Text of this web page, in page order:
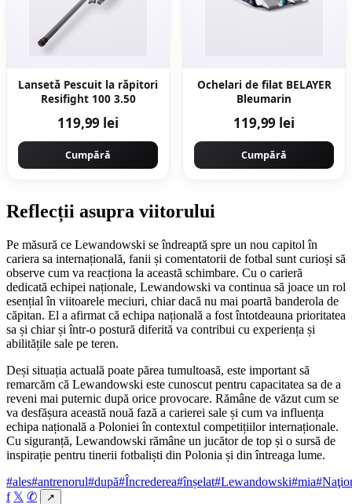
Lansetă Pescuit la răpitori
Resifight 100 3.50
119,99 lei
Cumpără
Ochelari de filat BELAYER
Bleumarin
119,99 lei
Cumpără
Reflecții asupra viitorului
Pe măsură ce Lewandowski se îndreaptă spre un nou capitol în
cariera sa internațională, fanii și comentatorii de fotbal sunt curioși să
observe cum va reacționa la această schimbare. Cu o carieră
dedicată echipei naționale, Lewandowski va continua să joace un rol
esențial în viitoarele meciuri, chiar dacă nu mai poartă banderola de
căpitan. El a afirmat că echipa națională a fost întotdeauna prioritatea
sa și chiar și într-o postură diferită va contribui cu experiența și
abilitățile sale pe teren.
Deși situația actuală poate părea tumultoasă, este important să
remarcăm că Lewandowski este cunoscut pentru capacitatea sa de a
reveni mai puternic după orice provocare. Rămâne de văzut cum se
va desfășura această nouă fază a carierei sale și cum va influența
echipa națională a Poloniei în contextul competițiilor internaționale.
Cu siguranță, Lewandowski rămâne un jucător de top și o sursă de
inspirație pentru tinerii fotbaliști din Polonia și din întreaga lume.
#ales#antrenorul#după#Încrederea#înșelat#Lewandowski#mia
f 𝕏 ✆ ↗